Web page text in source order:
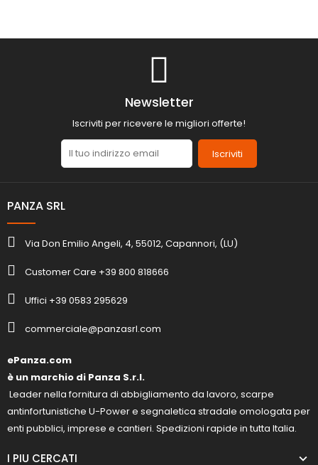
Newsletter
Iscriviti per ricevere le migliori offerte!
Iscriviti
PANZA SRL
Via Don Emilio Angeli, 4, 55012, Capannori, (LU)
Customer Care +39 800 818666
Uffici +39 0583 295629
commerciale@panzasrl.com
ePanza.com
è un marchio di Panza S.r.l.
Leader nella fornitura di abbigliamento da lavoro, scarpe
antinfortunistiche U-Power e segnaletica stradale omologata per
enti pubblici, imprese e cantieri. Spedizioni rapide in tutta Italia.
I PIU CERCATI